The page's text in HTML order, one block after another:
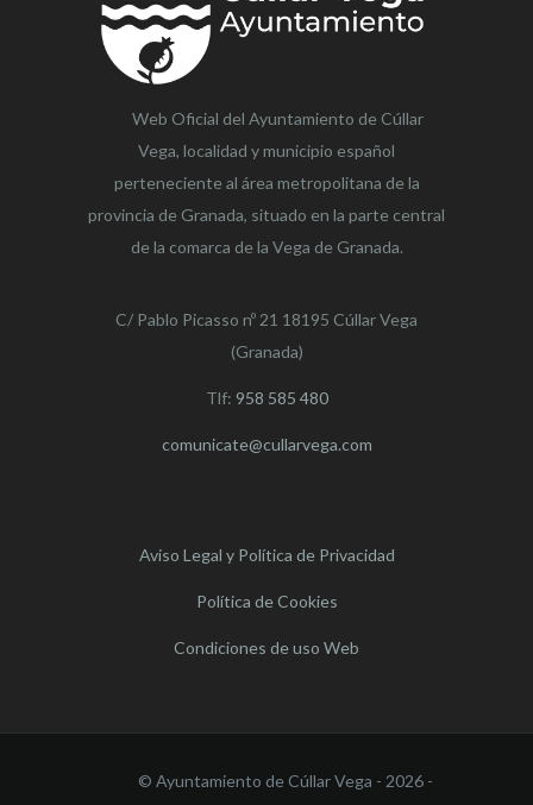
Web Oficial del Ayuntamiento de Cúllar
Vega, localidad y municipio español
perteneciente al área metropolitana de la
provincia de Granada, situado en la parte central
de la comarca de la Vega de Granada.
C/ Pablo Picasso nº 21 18195 Cúllar Vega
(Granada)
Tlf: 958 585 480
comunicate@cullarvega.com
Aviso Legal y Política de Privacidad
Política de Cookies
Condiciones de uso Web
© Ayuntamiento de Cúllar Vega - 2026 -